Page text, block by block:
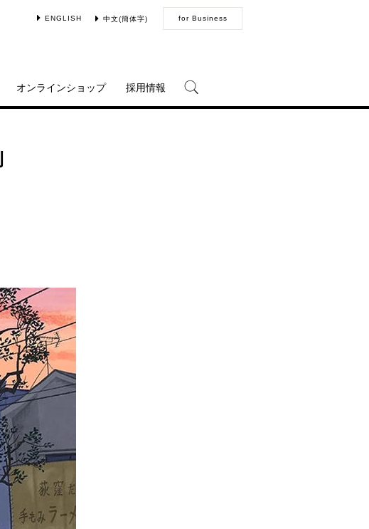
ENGLISH 中文(簡体字) for Business
オンラインショップ 採用情報